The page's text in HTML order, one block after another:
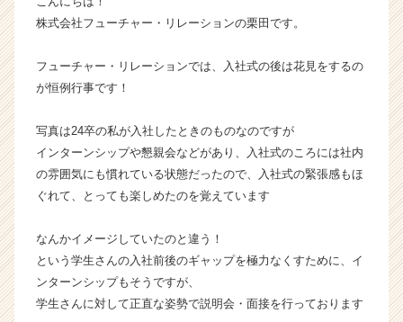
ー・
企
業
ら
ス
ウ
ト
が
届
株式会社フューチャー・リレーションの栗田です。
フューチャー・リレーションでは、入社式の後は花見をするの
が恒例行事です！
写真は24卒の私が入社したときのものなのですが
インターンシップや懇親会などがあり、入社式のころには社内
の雰囲気にも慣れている状態だったので、入社式の緊張感もほ
ぐれて、とっても楽しめたのを覚えています
なんかイメージしていたのと違う！
という学生さんの入社前後のギャップを極力なくすために、イ
ンターンシップもそうですが、
学生さんに対して正直な姿勢で説明会・面接を行っております